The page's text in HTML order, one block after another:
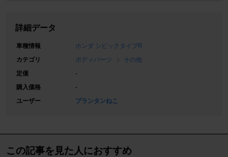
詳細データ
車種情報
ホンダ シビックタイプR
カテゴリ
ボディパーツ
その他
定価
-
購入価格
-
ユーザー
プランタンねこ
この記事を見た人におすすめ